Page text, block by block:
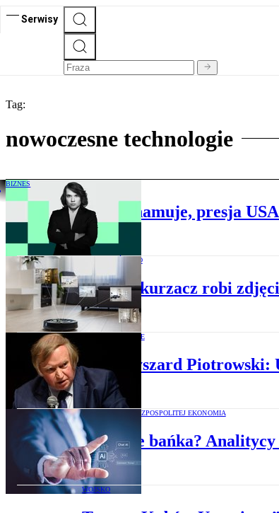
Serwisy
Tag:
nowoczesne technologie
BIZNES
Odpływ talentów hamuje, presja
SPOŁECZEŃSTWO
Twój odkurzacz robi
PRAWO W POLSCE
Prof. Ryszard Piotrowski:
PORADNIKI RZECZPOSPOLITEJ EKONOMIA
AI to nie bańka? Analitycy
WOJSKO